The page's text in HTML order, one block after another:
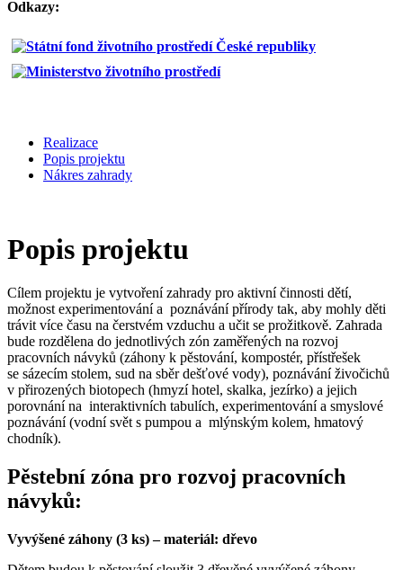
Odkazy:
Realizace
Popis projektu
Nákres zahrady
Popis projektu
Cílem projektu je vytvoření zahrady pro aktivní činnosti dětí,
možnost experimentování a poznávání přírody tak, aby mohly děti
trávit více času na čerstvém vzduchu a učit se prožitkově. Zahrada
bude rozdělena do jednotlivých zón zaměřených na rozvoj
pracovních návyků (záhony k pěstování, kompostér, přístřešek
se sázecím stolem, sud na sběr dešťové vody), poznávání živočichů
v přirozených biotopech (hmyzí hotel, skalka, jezírko) a jejich
porovnání na interaktivních tabulích, experimentování a smyslové
poznávání (vodní svět s pumpou a mlýnským kolem, hmatový
chodník).
Pěstební zóna pro rozvoj pracovních
návyků:
Vyvýšené záhony (3 ks) – materiál: dřevo